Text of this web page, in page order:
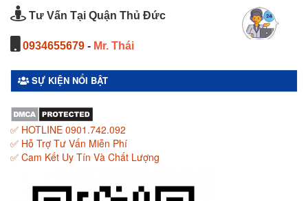
Tư Vấn Tại Quận Thủ Đức
0934655679 - Mr. Thái
SỰ KIỆN NỔI BẬT
✅ HOTLINE 0901.742.092
✅ Hỗ Trợ Tư Vấn Miễn Phí
✅ Cam Kết Uy Tín Và Chất Lượng